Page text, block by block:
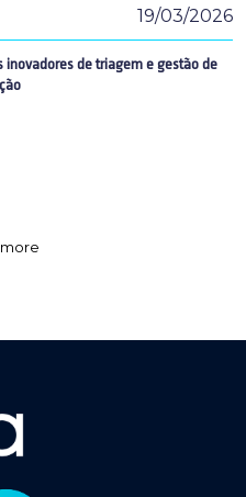
19/03/2026
inovadores de triagem e gestão de